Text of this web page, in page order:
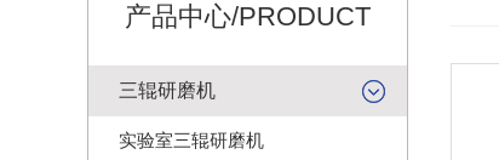
产品中心/PRODUCT
三辊研磨机
实验室三辊研磨机